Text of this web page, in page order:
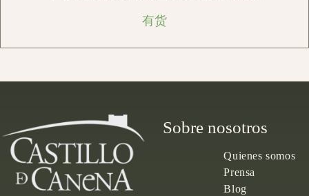
有货
Sobre nosotros
Quienes somos
Prensa
Blog